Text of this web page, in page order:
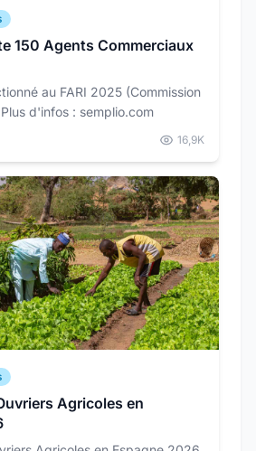
150 Agents Commerciaux
au FARI 2025 (Commission
Plus d'infos : semplio.com
16,9K
Agricoles en